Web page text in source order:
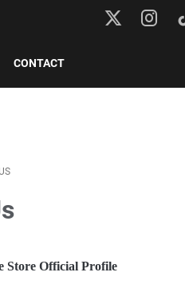
CONTACT
Store Official Profile